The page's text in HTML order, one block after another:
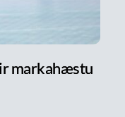
markahæstu